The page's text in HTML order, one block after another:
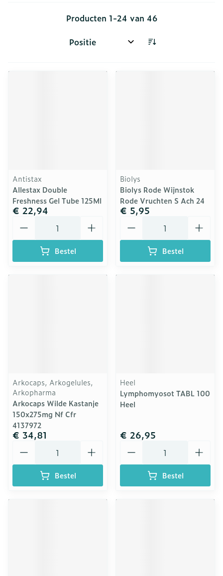
Producten 1-24 van 46
Sorteer op:
Antistax
Allestax Double
Freshness Gel Tube 125Ml
€ 22,94
Bestel
Biolys
Biolys Rode Wijnstok
Rode Vruchten S Ach 24
€ 5,95
Bestel
Arkocaps, Arkogelules,
Arkopharma
Arkocaps Wilde Kastanje
150x275mg Nf Cfr
4137972
€ 34,81
Bestel
Heel
Lymphomyosot TABL 100
Heel
€ 26,95
Bestel